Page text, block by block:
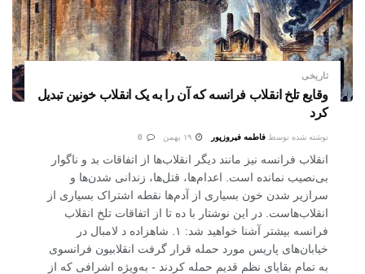
تاریخی
وقایع تلخ انقلاب فرانسه که آن را به یک انقلاب خونین تبدیل
کرد
نوشته شده توسط فاطمه فیروزپور
انقلاب فرانسه نیز مانند دیگر انقلاب‌ها از اتفاقات بد و ناگوار
بی‌نصیب نمانده است. اعدام‌ها، قتل‌ها، زندانی شدن‌ها و
سرازیر شدن خون بسیاری از آدم‌ها نقطه اشتراک بسیاری از
انقلاب‌هاست. در این نوشتار با ده تا از اتفاقات تلخ انقلاب
فرانسه بیشتر آشنا خواهید شد: ۱. شاهزاده د لامبال در
خیابان‌های پاریس مورد حمله قرار گرفت انقلابیون فرانسوی
به تمام بقایای نظم قدیم حمله کردند - به‌ویژه اشرافی که از